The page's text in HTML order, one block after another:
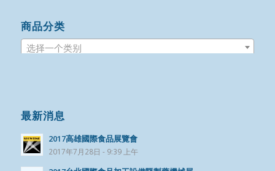
商品分类
选择一个类别
最新消息
2017高雄國際食品展覽會
2017年7月28日 - 9:39 上午